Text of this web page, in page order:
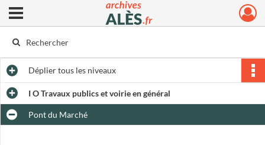
Archives municipales d'Alès
Ouvrir le menu déroulant
Dépliertous les niveaux
I O Travaux publics et voirie en général
Pont du Marché